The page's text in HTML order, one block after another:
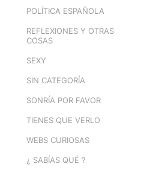
POLÍTICA ESPAÑOLA
REFLEXIONES Y OTRAS
COSAS
SEXY
SIN CATEGORÍA
SONRÍA POR FAVOR
TIENES QUE VERLO
WEBS CURIOSAS
¿ SABÍAS QUÉ ?